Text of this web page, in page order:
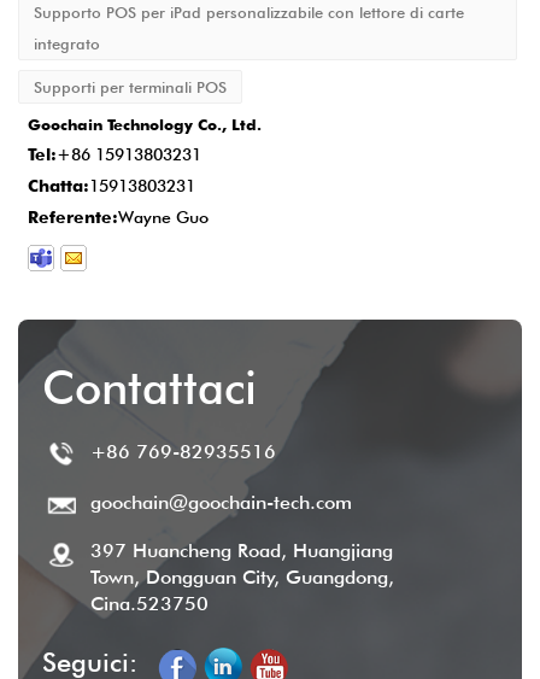
soddisfi lo standard.
volta completata la produzione, i tempi di
consegna sono in genere
vendita completo per garantire la
soddisfazione del cliente.
Supporto POS per iPad personalizzabile con lettore di carte
integrato
Supporti per terminali POS
Goochain Technology Co., Ltd.
Tel:+86 15913803231
Chatta:15913803231
Referente:Wayne Guo
Contattaci
+86 769-82935516
goochain@goochain-tech.com
397 Huancheng Road, Huangjiang
Town, Dongguan City, Guangdong,
Cina.523750
Seguici: